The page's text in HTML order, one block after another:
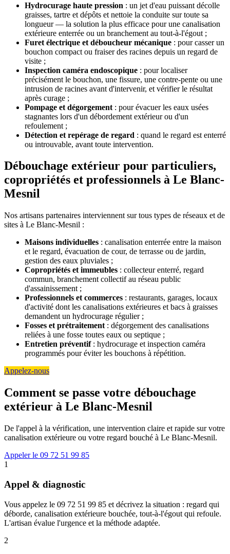
Hydrocurage haute pression : un jet d'eau puissant décolle
graisses, tartre et dépôts et nettoie la conduite sur toute sa
longueur — la solution la plus efficace pour une canalisation
extérieure enterrée ou un branchement au tout-à-l'égout ;
Furet électrique et déboucheur mécanique : pour casser un
bouchon compact ou fraiser des racines depuis un regard de
visite ;
Inspection caméra endoscopique : pour localiser
précisément le bouchon, une fissure, une contre-pente ou une
intrusion de racines avant d'intervenir, et vérifier le résultat
après curage ;
Pompage et dégorgement : pour évacuer les eaux usées
stagnantes lors d'un débordement extérieur ou d'un
refoulement ;
Détection et repérage de regard : quand le regard est enterré
ou introuvable, avant toute intervention.
Débouchage extérieur pour particuliers,
copropriétés et professionnels à Le Blanc-
Mesnil
Nos artisans partenaires interviennent sur tous types de réseaux et de
sites à Le Blanc-Mesnil :
Maisons individuelles : canalisation enterrée entre la maison
et le regard, évacuation de cour, de terrasse ou de jardin,
gestion des eaux pluviales ;
Copropriétés et immeubles : collecteur enterré, regard
commun, branchement collectif au réseau public
d'assainissement ;
Professionnels et commerces : restaurants, garages, locaux
d'activité dont les canalisations extérieures et bacs à graisses
demandent un hydrocurage régulier ;
Fosses et prétraitement : dégorgement des canalisations
reliées à une fosse toutes eaux ou septique ;
Entretien préventif: hydrocurage et inspection caméra
programmés pour éviter les bouchons à répétition.
Appelez-nous
Comment se passe votre débouchage
extérieur à Le Blanc-Mesnil
De l'appel à la vérification, une intervention claire et rapide sur votre
canalisation extérieure ou votre regard bouché à Le Blanc-Mesnil.
Appeler le 09 72 51 99 85
1
Appel & diagnostic
Vous appelez le 09 72 51 99 85 et décrivez la situation : regard qui
déborde, canalisation extérieure bouchée, tout-à-l'égout qui refoule.
L'artisan évalue l'urgence et la méthode adaptée.
2